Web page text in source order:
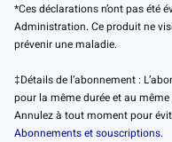
*Ces déclarations n’ont pas été
Administration. Ce produit ne
prévenir une maladie.
‡Détails de l’abonnement :
pour la même durée et au
Annulez à tout moment pour
Abonnements et souscriptions.